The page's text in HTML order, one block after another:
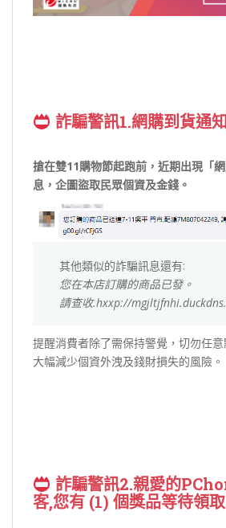
詐騙警訊1.網購到貨通
搶在雙11購物節起跑前，近期出現「
息，企圖盜取民眾個資及金錢。
其他類似的詐騙訊息還有:
您在本店訂購的商品已發。
請查收.hxxp://
提醒消費者除了需保持警覺，切勿任
大幅減少個資外洩及錢財損失的風險。
詐騙警訊2.親愛的
客,您有 (1) 個獎品等待領取